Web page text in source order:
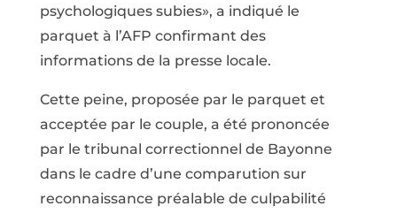
psychologiques subies», a indiqué le
parquet à l’AFP confirmant des
informations de la presse locale.
Cette peine, proposée par le parquet et
acceptée par le couple, a été prononcée
par le tribunal correctionnel de Bayonne
dans le cadre d’une comparution sur
reconnaissance préalable de culpabilité